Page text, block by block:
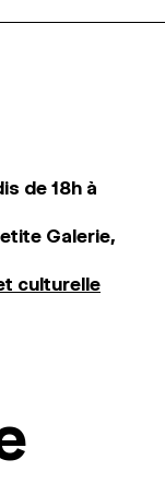
de 18h à
Galerie,
culturelle